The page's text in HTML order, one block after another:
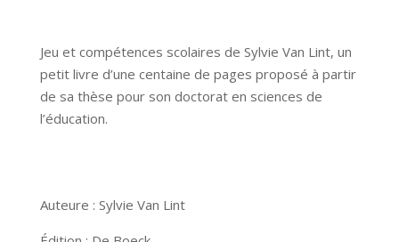
Jeu et compétences scolaires de Sylvie Van Lint, un
petit livre d’une centaine de pages proposé à partir
de sa thèse pour son doctorat en sciences de
l’éducation.
Auteure : Sylvie Van Lint